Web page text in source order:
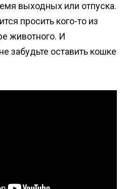
выходных или отпуска.
просить кого-то из
животного. И
забудьте оставить кошке